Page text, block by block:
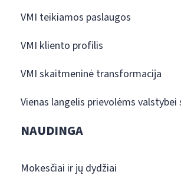
VMI teikiamos paslaugos
VMI kliento profilis
VMI skaitmeninė transformacija
Vienas langelis prievolėms
NAUDINGA
Mokesčiai ir jų dydžiai